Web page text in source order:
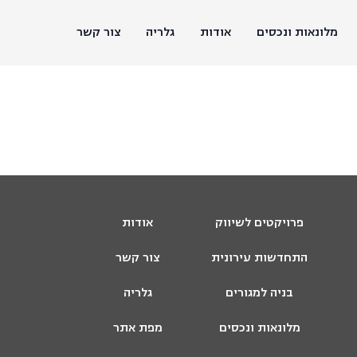
מלונאות ונכסים אודות גלריה צור קשר
פרויקטים לשיווק אודות
התחדשות עירונית צור קשר
בניה למגורים גלריה
מלונאות ונכסים מפת אתר